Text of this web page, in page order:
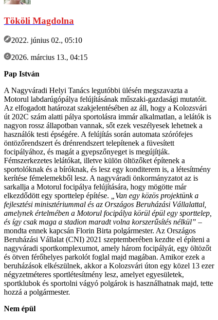
Tököli Magdolna
2022. június 02., 05:10
2026. március 13., 04:15
Pap István
A Nagyváradi Helyi Tanács legutóbbi ülésén megszavazta a
Motorul labdarúgópálya felújításának műszaki-gazdasági mutatóit.
Az elfogadott határozat szakjelentésében az áll, hogy a Kolozsvári
út 202C szám alatti pálya sportolásra immár alkalmatlan, a lelátók is
nagyon rossz állapotban vannak, sőt ezek veszélyesek lehetnek a
használók testi épségére. A felújítás során automata szórófejes
öntözőrendszert és drénrendszert telepítenek a füvesített
focipályához, és magát a gyepszőnyeget is megújítják.
Fémszerkezetes lelátókat, illetve külön öltözőket építenek a
sportolóknak és a bíróknak, és lesz egy konditerem is, a létesítmény
kerítése fémelemekből lesz. A nagyváradi önkormányzatot az is
sarkallja a Motorul focipálya felújítására, hogy mögötte már
elkezdődött egy sporttelep építése.
„Van egy közös projektünk a
fejlesztési minisztériummal és az Országos Beruházási Vállalattal,
amelynek értelmében a Motorul focipálya körül épül egy sporttelep,
és így csak maga a stadion maradt volna korszerűsítés nélkül” –
mondta ennek kapcsán Florin Birta polgármester. Az Országos
Beruházási Vállalat (CNI) 2021 szeptemberében kezdte el építeni a
nagyváradi sportkomplexumot, amely három focipályát, egy öltözőt
és ötven férőhelyes parkolót foglal majd magában. Amikor ezek a
beruházások elkészülnek, akkor a Kolozsvári úton egy közel 13 ezer
négyzetméteres sportlétesítmény lesz, amelyet egyesületek,
sportklubok és sportolni vágyó polgárok is használhatnak majd, tette
hozzá a polgármester.
Nem épül